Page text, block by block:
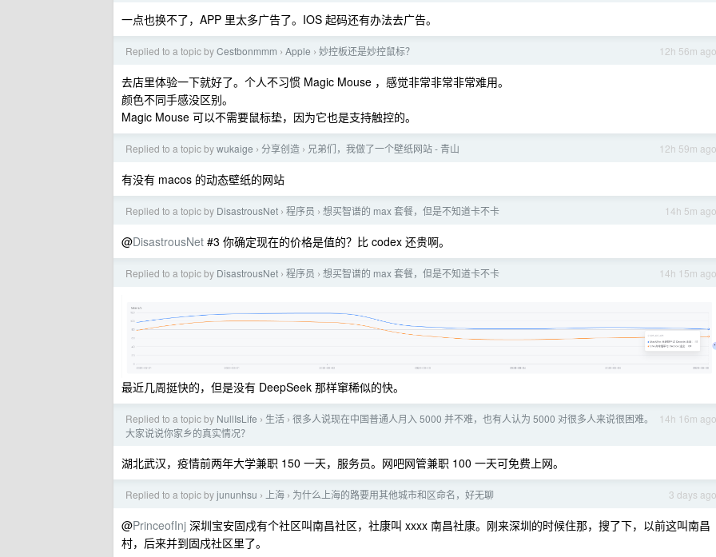
一点也换不了，APP 里太多广告了。IOS 起码还有办法去广告。
12h 56m ago
Replied to a topic byCestbonmmm › Apple › 妙控板还是妙控鼠标？
去店里体验一下就好了。个人不习惯 Magic Mouse ，感觉非常非常非常难用。
颜色不同手感没区别。
Magic Mouse 可以不需要鼠标垫，因为它也是支持触控的。
12h 59m ago
Replied to a topic bywukaige › 分享创造 › 兄弟们，我做了一个壁纸网站 - 青山
有没有 macos 的动态壁纸的网站
14h 5m ago
Replied to a topic by DisastrousNet › 程序员 › 想买智谱的 max 套餐，但是不知道卡不卡
@DisastrousNet #3 你确定现在的价格是值的？比 codex 还贵啊。
14h 15m ago
Replied to a topic by DisastrousNet › 程序员 › 想买智谱的 max 套餐，但是不知道卡不卡
最近几周挺快的，但是没有 DeepSeek 那样窜稀似的快。
14h 16m ago
Replied to a topic by NullIsLife › 生活 › 很多人说现在中国普通人月入 5000 并不难，也有人认为 5000 对很多人来说很困难。
大家说说你家乡的真实情况？
湖北武汉，疫情前两年大学兼职 150 一天，服务员。网吧网管兼职 100 一天可免费上网。
3 days ago
Replied to a topic byjununhsu › 上海 › 为什么上海的路要用其他城市和区命名，好无聊
@PrinceofInj 深圳宝安固戍有个社区叫南昌社区，社康叫 xxxx 南昌社康。刚来深圳的时候住那，搜了下，以前这叫南昌
村，后来并到固戍社区里了。